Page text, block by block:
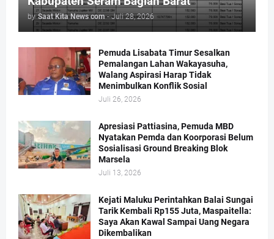
by Saat Kita News com - Juli 28, 2026
Pemuda Lisabata Timur Sesalkan
Pemalangan Lahan Wakayasuha,
Walang Aspirasi Harap Tidak
Menimbulkan Konflik Sosial
Juli 26, 2026
Apresiasi Pattiasina, Pemuda MBD
Nyatakan Pemda dan Koorporasi Belum
Sosialisasi Ground Breaking Blok
Marsela
Juli 13, 2026
Kejati Maluku Perintahkan Balai Sungai
Tarik Kembali Rp155 Juta, Maspaitella:
Saya Akan Kawal Sampai Uang Negara
Dikembalikan